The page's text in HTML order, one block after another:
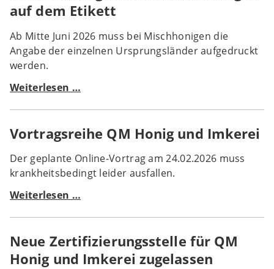
auf dem Etikett
Ab Mitte Juni 2026 muss bei Mischhonigen die
Angabe der einzelnen Ursprungsländer aufgedruckt
werden.
Weiterlesen …Herkunftsangaben
auf
Etikett
Vortragsreihe QM Honig und Imkerei
Der geplante Online-Vortrag am 24.02.2026 muss
krankheitsbedingt leider ausfallen.
Weiterlesen …Vortragsreihe
und
Imkerei
Neue Zertifizierungsstelle für QM
Honig und Imkerei zugelassen